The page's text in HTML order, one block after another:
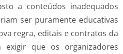
a conteúdos inadequados
ser puramente educativas
regra, editais e contratos da
exigir que os organizadores